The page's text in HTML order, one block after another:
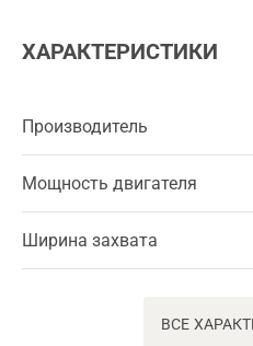
ХАРАКТЕРИСТИКИ
Производитель
Мощность двигателя
Ширина захвата
ВСЕ